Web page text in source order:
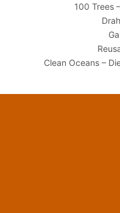
100 Trees
Clean Oceans –